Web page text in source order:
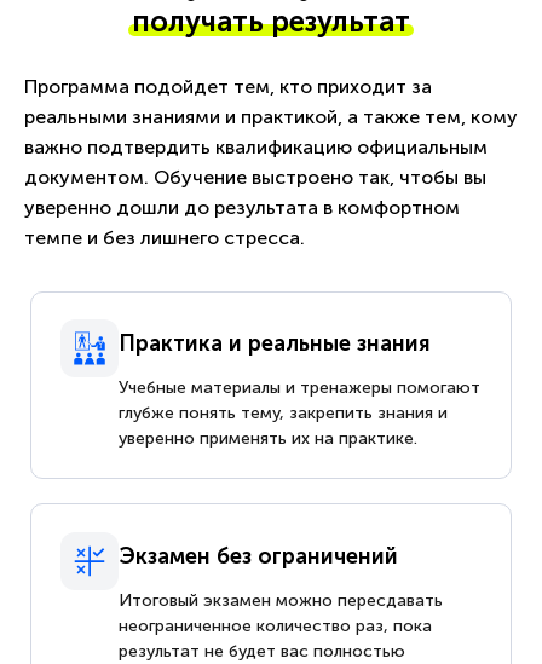
получать результат
Программа подойдет тем, кто приходит за
реальными знаниями и практикой, а также тем, кому
важно подтвердить квалификацию официальным
документом. Обучение выстроено так, чтобы вы
уверенно дошли до результата в комфортном
темпе и без лишнего стресса.
Практика и реальные знания
Учебные материалы и тренажеры помогают
глубже понять тему, закрепить знания и
уверенно применять их на практике.
Экзамен без ограничений
Итоговый экзамен можно пересдавать
неограниченное количество раз, пока
результат не будет вас полностью